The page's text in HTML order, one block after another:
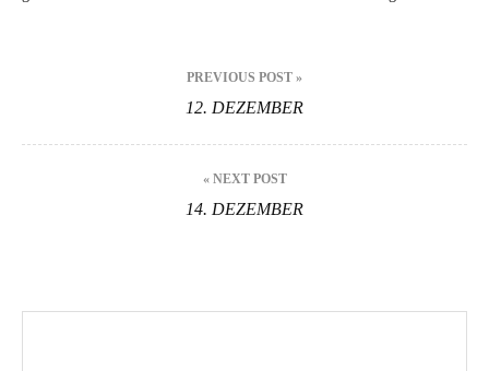
PREVIOUS POST »
12. DEZEMBER
« NEXT POST
14. DEZEMBER